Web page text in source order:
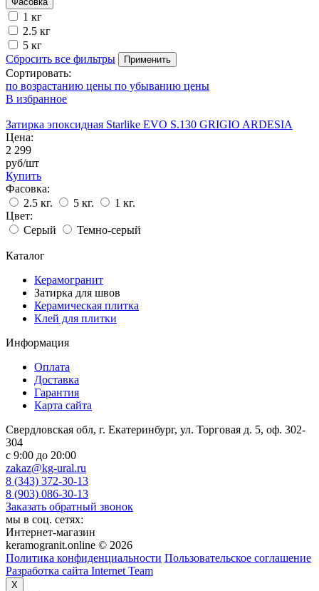
1 кг
2.5 кг
5 кг
Сбросить все фильтры
Применить
Сортировать:
по возрастанию цены по убыванию цены
В избранное
Затирка эпоксидная Starlike EVO S.130 GRIGIO ARDESIA
Цена:
2 299
руб/шт
Купить
Фасовка:
2.5 кг.
5 кг.
1 кг.
Цвет:
Серый
Темно-серый
Каталог
Керамогранит
Затирка для швов
Керамическая плитка
Клей для плитки
Информация
Оплата
Доставка
Гарантия
Карта сайта
Свердловская обл, г. Екатеринбург, ул. Торговая д. 5, оф. 302-
304
c 9:00 до 20:00
zakaz@kg-ural.ru
8 (343) 372-30-13
8 (903) 086-30-13
Заказать обратный звонок
мы в соц. сетях:
Интернет-магазин
keramogranit.online © 2026
Политика конфиденциальности Пользовательское соглашение
Разработка сайта Internet Team
X